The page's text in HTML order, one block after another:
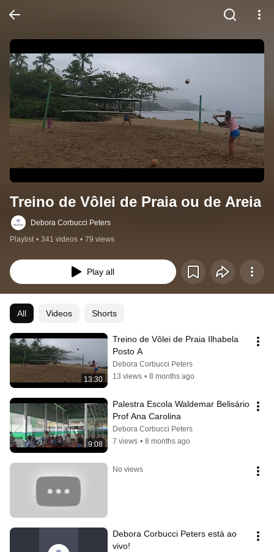
Treino de Vôlei de Praia ou de Areia
Debora Corbucci Peters
Playlist • 341 videos • 79 views
Play all
All Videos Shorts
13:30
Treino de Vôlei de Praia Ilhabela
Debora Corbucci Peters
13 views • 8 months ago
9:08
Palestra Escola Waldemar Belisário
Debora Corbucci Peters
7 views • 8 months ago
No views
Debora Corbucci Peters está ao
vivo!